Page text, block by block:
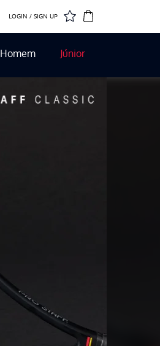
LOGIN / SIGN UP
Homem Júnior